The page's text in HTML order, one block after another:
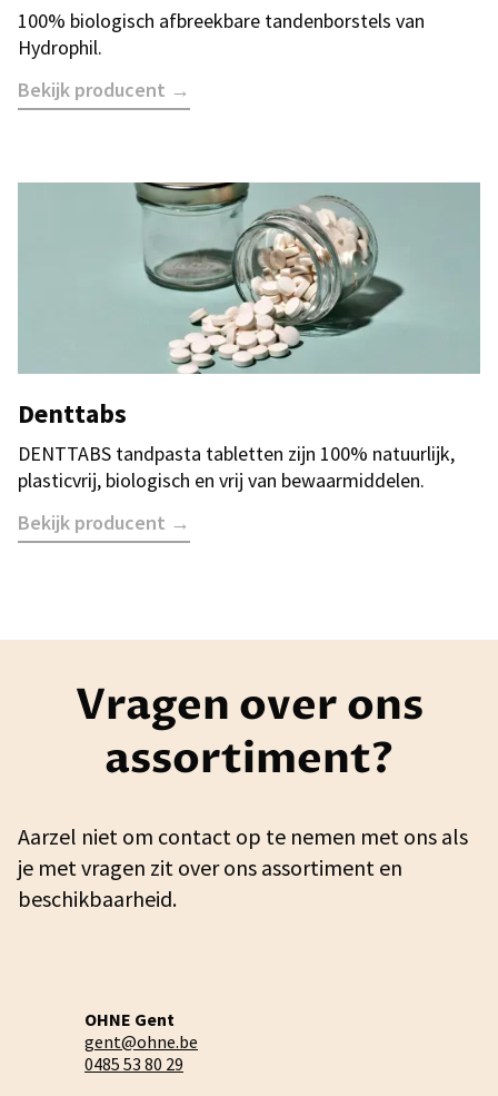
100% biologisch afbreekbare tandenborstels van
Hydrophil.
Bekijk producent →
Denttabs
DENTTABS tandpasta tabletten zijn 100% natuurlijk,
plasticvrij, biologisch en vrij van bewaarmiddelen.
Bekijk producent →
Vragen over ons
assortiment?
Aarzel niet om contact op te nemen met ons als
je met vragen zit over ons assortiment en
beschikbaarheid.
OHNE Gent
gent@ohne.be
0485 53 80 29